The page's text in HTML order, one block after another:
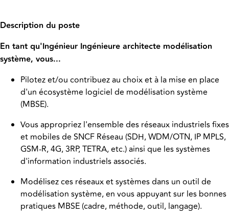
Description du poste
En tant qu'Ingénieur Ingénieure architecte modélisation
système, vous...
Pilotez et/ou contribuez au choix et à la mise en place
d'un écosystème logiciel de modélisation système
(MBSE).
Vous appropriez l'ensemble des réseaux industriels fixes
et mobiles de SNCF Réseau (SDH, WDM/OTN, IP MPLS,
GSM-R, 4G, 3RP, TETRA, etc.) ainsi que les systèmes
d'information industriels associés.
Modélisez ces réseaux et systèmes dans un outil de
modélisation système, en vous appuyant sur les bonnes
pratiques MBSE (cadre, méthode, outil, langage).